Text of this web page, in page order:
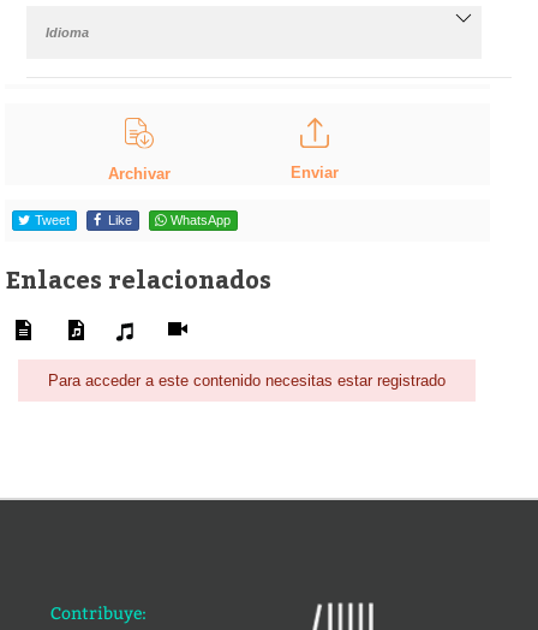
Idioma
Archivar Enviar
Tweet Like WhatsApp
Enlaces relacionados
Para acceder a este contenido necesitas estar registrado
Contribuye: